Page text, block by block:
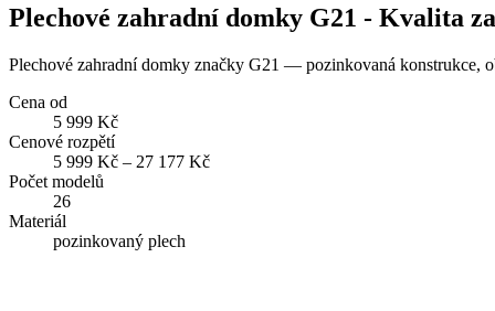
Plechové zahradní domky G21 - Kvalita
Plechové zahradní domky značky G21 — pozinkovaná konstrukce,
Cena od
5 999 Kč
Cenové rozpětí
5 999 Kč – 27 177 Kč
Počet modelů
26
Materiál
pozinkovaný plech